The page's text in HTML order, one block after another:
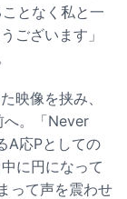
となく私と一
ございます」
映像を挟み、
へ。「Never
A応Pとしての
に円になって
って声を震わせ